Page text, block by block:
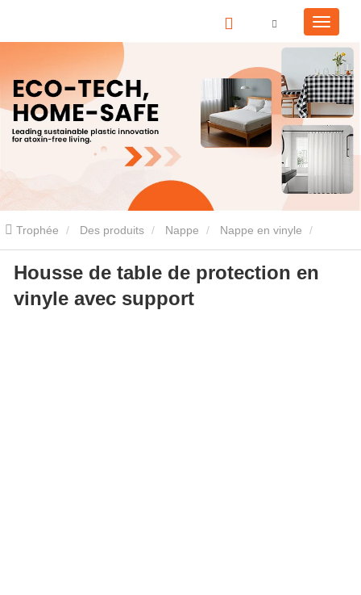
Trophée Des produits Nappe Nappe en vinyle
Housse de table de protection en vinyle avec support
Housse de table de protection en
vinyle avec support